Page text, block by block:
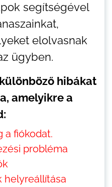
segítségével
elolvasnak
ügyben.
hibákat
amelyikre a
a fiókodat.
probléma
helyreállítása